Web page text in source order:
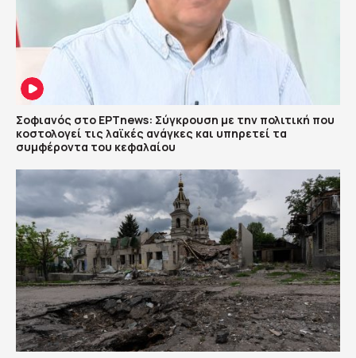
Σοφιανός στο ΕΡΤnews: Σύγκρουση με την πολιτική που
κοστολογεί τις λαϊκές ανάγκες και υπηρετεί τα
συμφέροντα του κεφαλαίου